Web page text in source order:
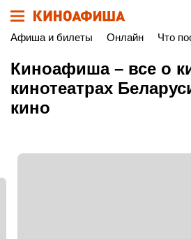
Афиша и билеты Онлайн Что
Киноафиша – все о
кинотеатрах
кино